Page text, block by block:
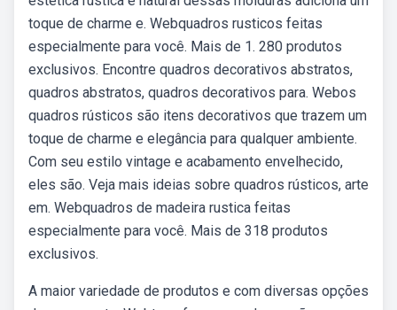
toque de charme e. Webquadros rusticos feitas
especialmente para você. Mais de 1. 280 produtos
exclusivos. Encontre quadros decorativos abstratos,
quadros abstratos, quadros decorativos para. Webos
quadros rústicos são itens decorativos que trazem um
toque de charme e elegância para qualquer ambiente.
Com seu estilo vintage e acabamento envelhecido,
eles são. Veja mais ideias sobre quadros rústicos, arte
em. Webquadros de madeira rustica feitas
especialmente para você. Mais de 318 produtos
exclusivos.
A maior variedade de produtos e com diversas opções